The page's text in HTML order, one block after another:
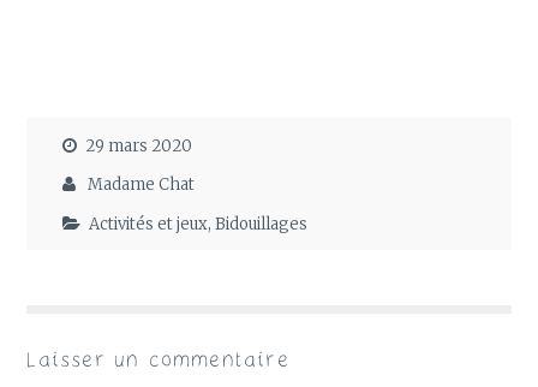
29 mars 2020
Madame Chat
Activités et jeux,Bidouillages
Laisser un commentaire